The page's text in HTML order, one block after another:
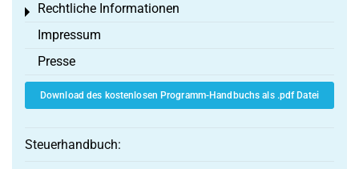
Rechtliche Informationen
Toggle menu
Impressum
Presse
Download des kostenlosen Programm-Handbuchs als .pdf Datei
Steuerhandbuch: